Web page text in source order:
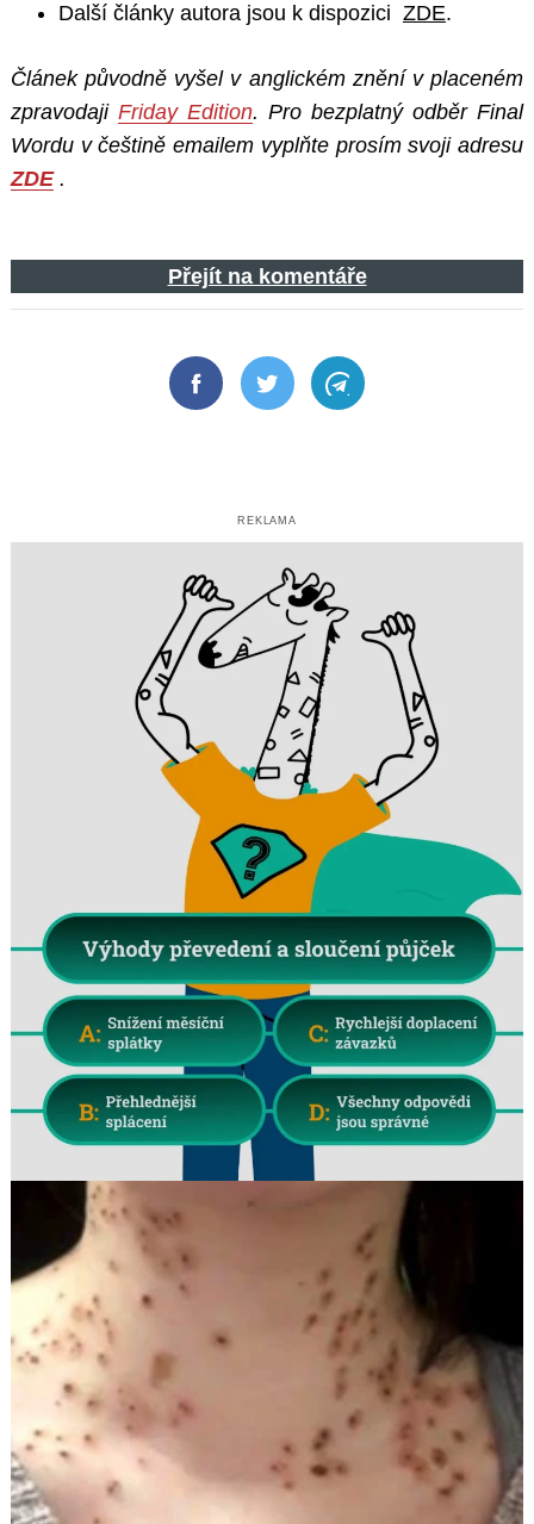
Další články autora jsou k dispozici ZDE.
Článek původně vyšel v anglickém znění v placeném
zpravodaji Friday Edition. Pro bezplatný odběr Final
Wordu v češtině emailem vyplňte prosím svoji adresu
ZDE .
Přejít na komentáře
FacebookTwitter Telegram
REKLAMA